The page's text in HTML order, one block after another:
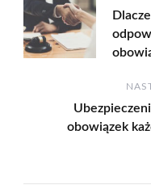
obowiązek